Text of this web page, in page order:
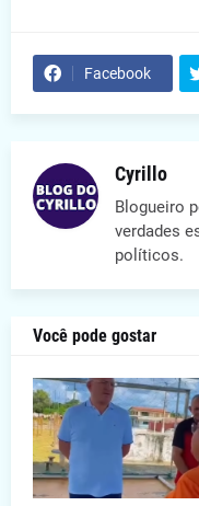
Facebook
Cyrillo
Blogueiro
verdades
políticos.
Você pode gostar